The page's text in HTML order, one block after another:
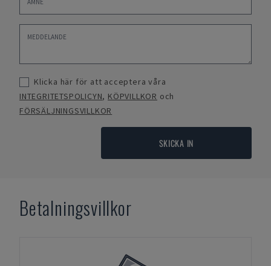
Klicka här för att acceptera våra
INTEGRITETSPOLICYN, KÖPVILLKOR och
FÖRSÄLJNINGSVILLKOR
SKICKA IN
Betalningsvillkor